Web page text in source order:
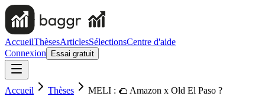
AccueilThèsesArticlesSélectionsCentre d'aide
Connexion
Essai gratuit
Accueil Thèses MELI : 🌮 Amazon x Old El Paso ?